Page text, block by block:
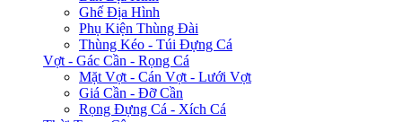
Ghế Địa Hình
Phụ Kiện Thùng Đài
Thùng Kéo - Túi Đựng Cá
Vợt - Gác Cần - Rọng Cá
Mặt Vợt - Cán Vợt - Lưới Vợt
Giá Cần - Đỡ Cần
Rọng Đựng Cá - Xích Cá